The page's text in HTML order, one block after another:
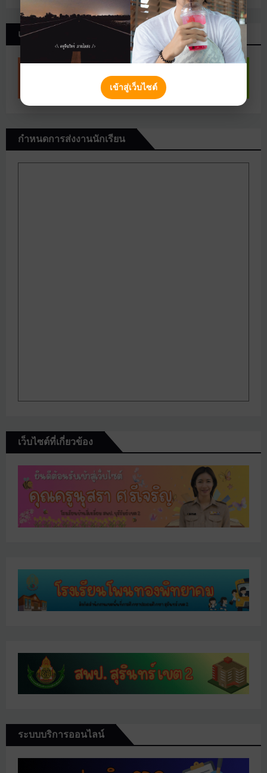
แฟ้มประเมินครูผู้ช่วย
กำหนดการส่งงานนักเรียน
เว็บไซต์ที่เกี่ยวข้อง
ระบบบริการออนไลน์
เข้าสู่เว็บไซต์